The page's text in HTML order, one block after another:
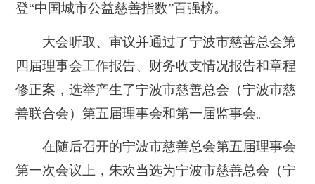
登“中国城市公益慈善指数”百强榜。
大会听取、审议并通过了宁波市慈善总会第
四届理事会工作报告、财务收支情况报告和章程
修正案，选举产生了宁波市慈善总会（宁波市慈
善联合会）第五届理事会和第一届监事会。
在随后召开的宁波市慈善总会第五届理事会
第一次会议上，朱欢当选为宁波市慈善总会（宁